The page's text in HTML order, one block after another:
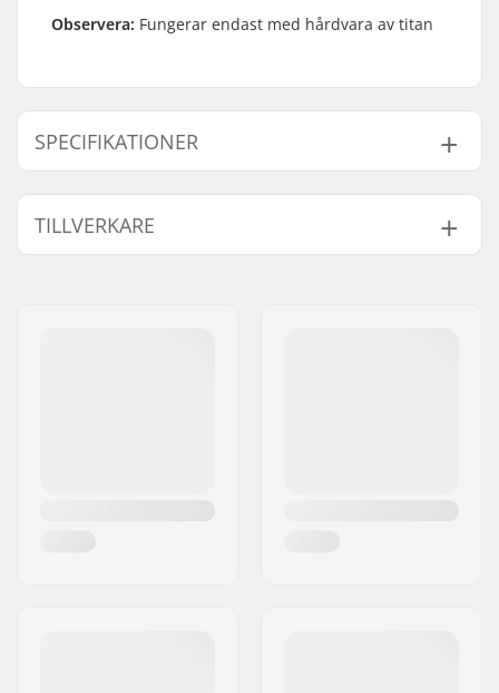
Observera: Fungerar endast med hårdvara av titan
SPECIFIKATIONER
Product Volume (ml /
oz):
2.5ml / 0.1oz
TILLVERKARE